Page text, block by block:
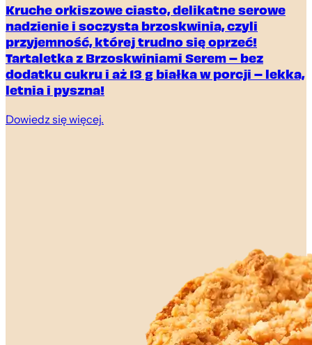
Kruche orkiszowe ciasto, delikatne serowe
nadzienie i soczysta brzoskwinia, czyli
przyjemność, której trudno się oprzeć!
Tartaletka z Brzoskwiniami Serem – bez
dodatku cukru i aż 13 g białka w porcji – lekka,
letnia i pyszna!
Dowiedz się więcej.